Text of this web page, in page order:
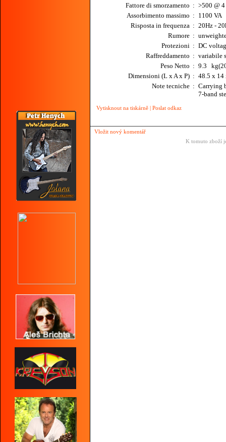
Fattore di smorzamento : >500 @
Assorbimento massimo : 1100 VA
Risposta in frequenza : 20Hz -
Rumore :
Protezioni : DC
Raffreddamento : variabile
Peso Netto : 9.3
Dimensioni (L x A x P) : 48.5 x 14
Note tecniche : Carrying
7-band
Vytisknout na tiskárně | Poslat odkaz
Vložit nový komentář
K tomuto zboží